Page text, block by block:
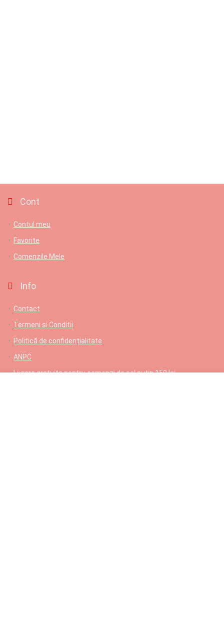
Cont
Contul meu
Favorite
Comenzile Mele
Info
Contact
Termeni si Conditii
Politică de confidențialitate
ANPC
Livrare gratuita pentru comenzi de cel putin 150 lei